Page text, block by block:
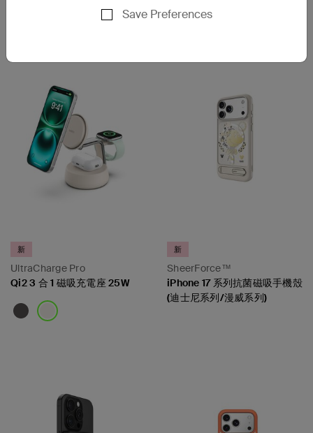
UltraCharge Pro
新
Qi2 3 合 1 磁吸充電座 25W
SheerForce™
新
iPhone 17 系列抗菌磁吸手機殼
(迪士尼系列/漫威系列)
Save Preferences